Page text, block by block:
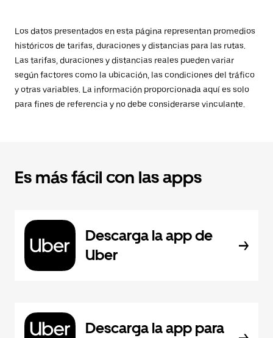
Los datos presentados en esta página representan promedios
históricos de tarifas, duraciones y distancias para las rutas.
Las tarifas, duraciones y distancias reales pueden variar
según factores como la ubicación, las condiciones del tráfico
y otras variables. La información proporcionada aquí es solo
para fines de referencia y no debe considerarse vinculante.
Es más fácil con las apps
Descarga la app de
Uber
Descarga la app para